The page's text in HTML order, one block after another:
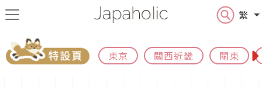
繁
東京 關西近畿 關東